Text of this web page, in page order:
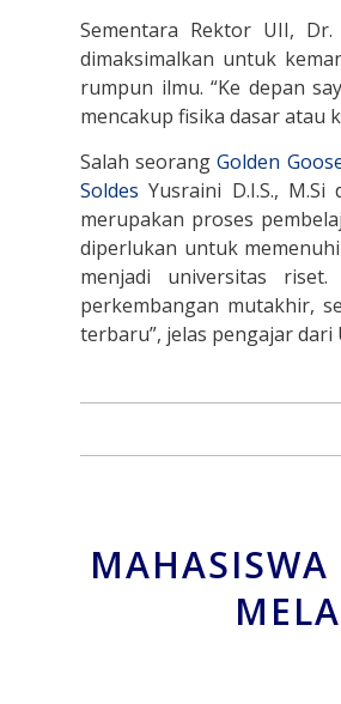
Sementara Rektor UII,
dimaksimalkan untuk
rumpun ilmu. “Ke depan
mencakup fisika dasar atau
Salah seorangGolden
Soldes Yusraini D.I.S.,
merupakan proses
diperlukan untuk
menjadi universitas
perkembangan mutakhir,
terbaru”, jelas pengajar dari